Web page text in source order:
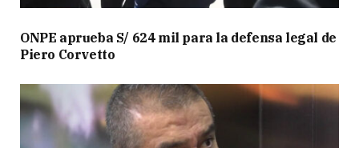
ONPE aprueba S/ 624 mil para la defensa legal de
Piero Corvetto